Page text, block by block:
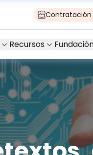
Contratación
Recursos